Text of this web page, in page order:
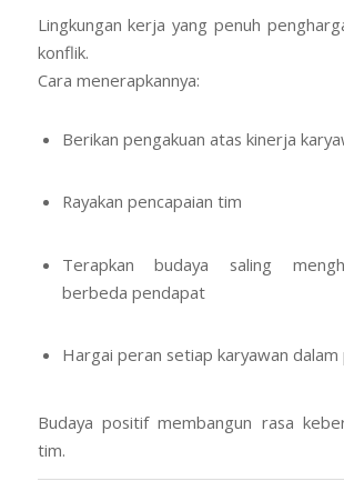
Lingkungan kerja yang penuh
konflik.
Cara menerapkannya:
Berikan pengakuan atas kinerja
Rayakan pencapaian tim
Terapkan budaya saling
berbeda pendapat
Hargai peran setiap karyawan
Budaya positif membangun rasa
tim.